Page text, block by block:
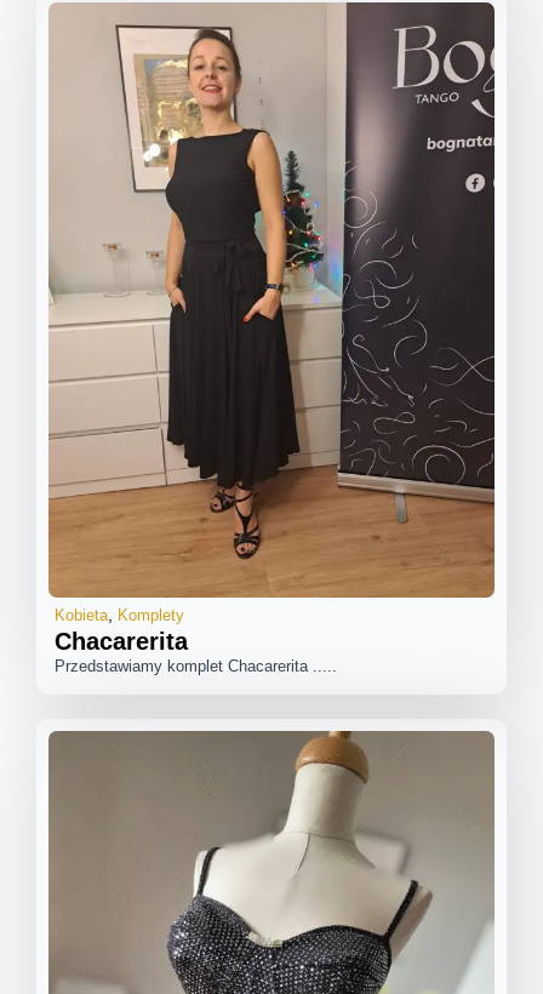
Kobieta Komplety
Chacarerita
Przedstawiamy komplet Chacarerita .....